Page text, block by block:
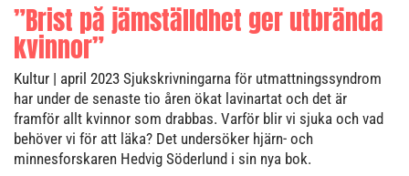
”Brist på jämställdhet ger utbrända
kvinnor”
Kultur | april 2023 Sjukskrivningarna för utmattningssyndrom
har under de senaste tio åren ökat lavinartat och det är
framför allt kvinnor som drabbas. Varför blir vi sjuka och vad
behöver vi för att läka? Det undersöker hjärn- och
minnesforskaren Hedvig Söderlund i sin nya bok.